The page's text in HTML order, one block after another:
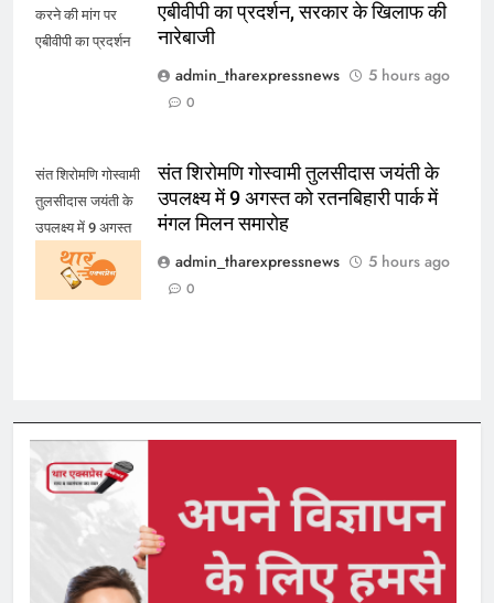
करने की मांग पर
एबीवीपी का प्रदर्शन
एबीवीपी का प्रदर्शन, सरकार के खिलाफ की
नारेबाजी
admin_tharexpressnews
5 hours ago
0
संत शिरोमणि गोस्वामी
तुलसीदास जयंती के
उपलक्ष्य में 9 अगस्त
को रतनबिहारी पार्क में
मंगल मिलन समारोह
संत शिरोमणि गोस्वामी तुलसीदास जयंती के
उपलक्ष्य में 9 अगस्त को रतनबिहारी पार्क में
मंगल मिलन समारोह
admin_tharexpressnews
5 hours ago
0